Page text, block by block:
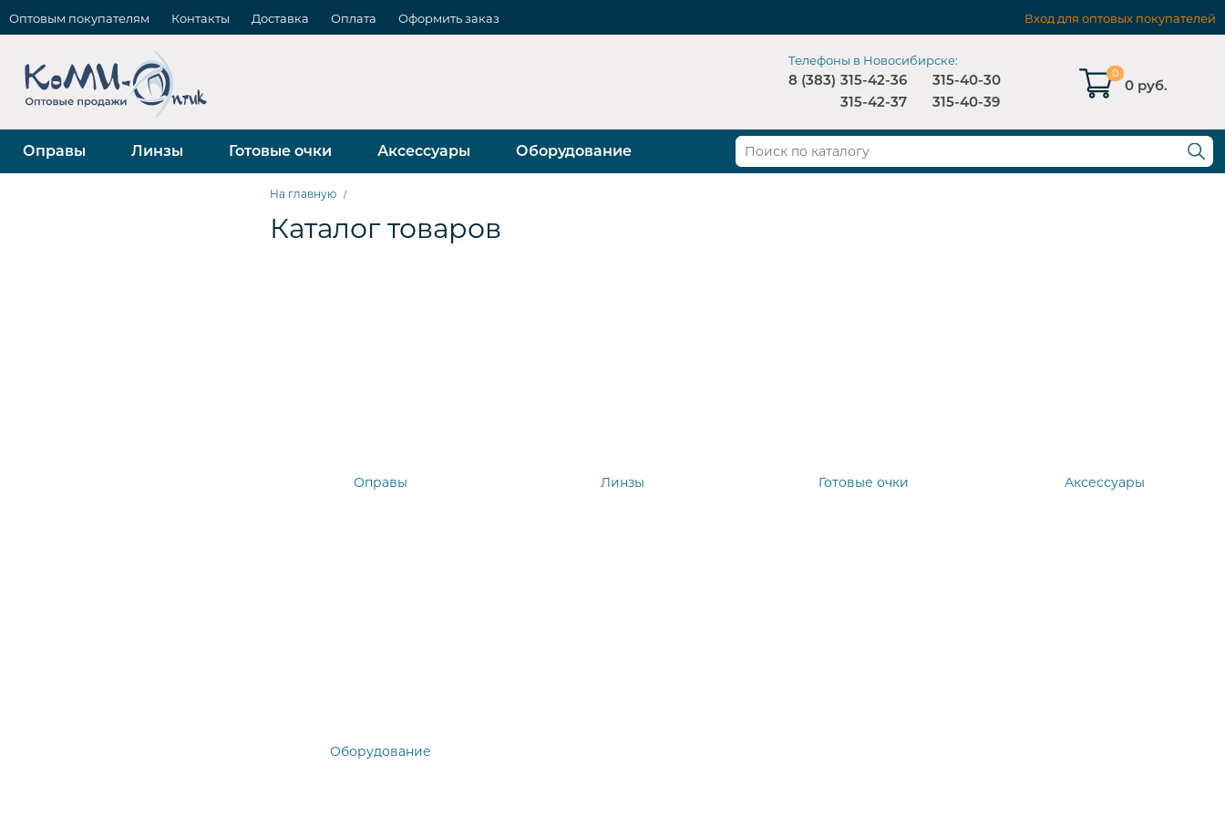
Оптовым покупателям Контакты Доставка Оплата Оформить заказ Вход для оптовых покупателей
0
0 руб.
Телефоны в Новосибирске:
8 (383) 315-42-36
315-40-30
315-42-37
315-40-39
Оправы Линзы Готовые очки Аксессуары Оборудование
На главную
Каталог товаров
Оправы Линзы Готовые очки Аксессуары
Оборудование